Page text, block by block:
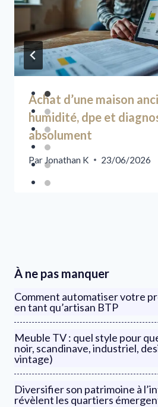
Achat d’une maison
humidité, dpe et
absolument
Par Jonathan K 23/06/2026
À ne pas manquer
Comment automatiser votre
en tant qu’artisan BTP
Meuble TV : quel style pour
noir, scandinave, industriel,
vintage)
Diversifier son patrimoine à
révèlent les quartiers